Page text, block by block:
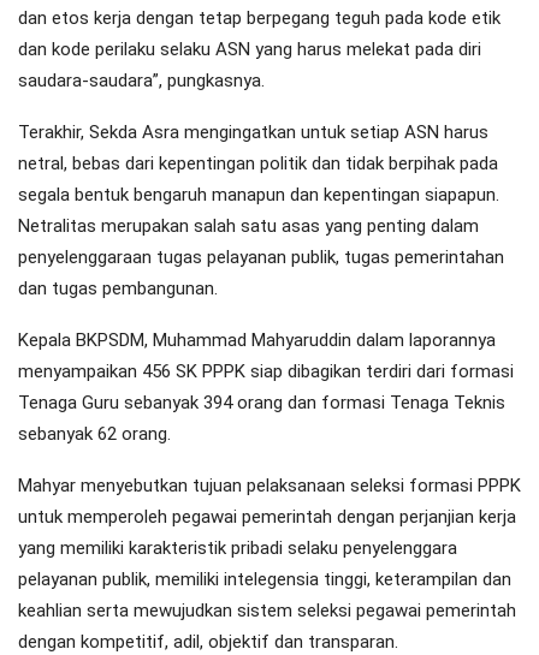
dan etos kerja dengan tetap berpegang teguh pada kode etik
dan kode perilaku selaku ASN yang harus melekat pada diri
saudara-saudara”, pungkasnya.
Terakhir, Sekda Asra mengingatkan untuk setiap ASN harus
netral, bebas dari kepentingan politik dan tidak berpihak pada
segala bentuk bengaruh manapun dan kepentingan siapapun.
Netralitas merupakan salah satu asas yang penting dalam
penyelenggaraan tugas pelayanan publik, tugas pemerintahan
dan tugas pembangunan.
Kepala BKPSDM, Muhammad Mahyaruddin dalam laporannya
menyampaikan 456 SK PPPK siap dibagikan terdiri dari formasi
Tenaga Guru sebanyak 394 orang dan formasi Tenaga Teknis
sebanyak 62 orang.
Mahyar menyebutkan tujuan pelaksanaan seleksi formasi PPPK
untuk memperoleh pegawai pemerintah dengan perjanjian kerja
yang memiliki karakteristik pribadi selaku penyelenggara
pelayanan publik, memiliki intelegensia tinggi, keterampilan dan
keahlian serta mewujudkan sistem seleksi pegawai pemerintah
dengan kompetitif, adil, objektif dan transparan.